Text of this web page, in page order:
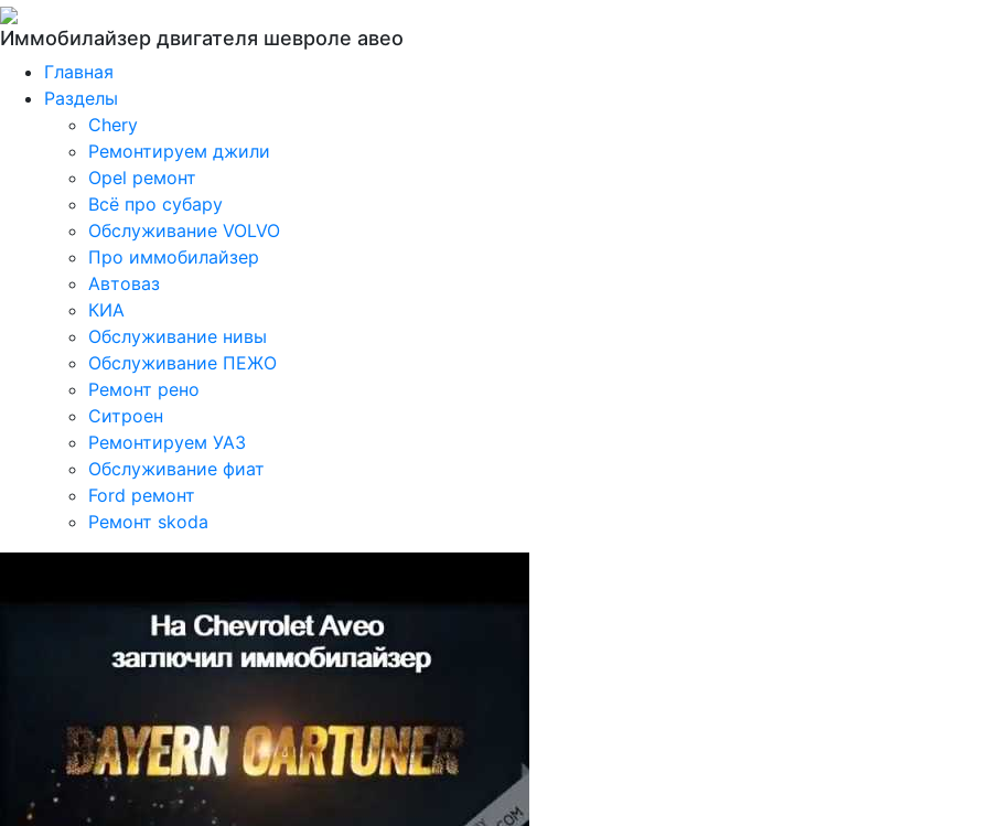
Иммобилайзер двигателя шевроле авео
Главная
Разделы
Chery
Ремонтируем джили
Opel ремонт
Всё про субару
Обслуживание VOLVO
Про иммобилайзер
Автоваз
КИА
Обслуживание нивы
Обслуживание ПЕЖО
Ремонт рено
Ситроен
Ремонтируем УАЗ
Обслуживание фиат
Ford ремонт
Ремонт skoda